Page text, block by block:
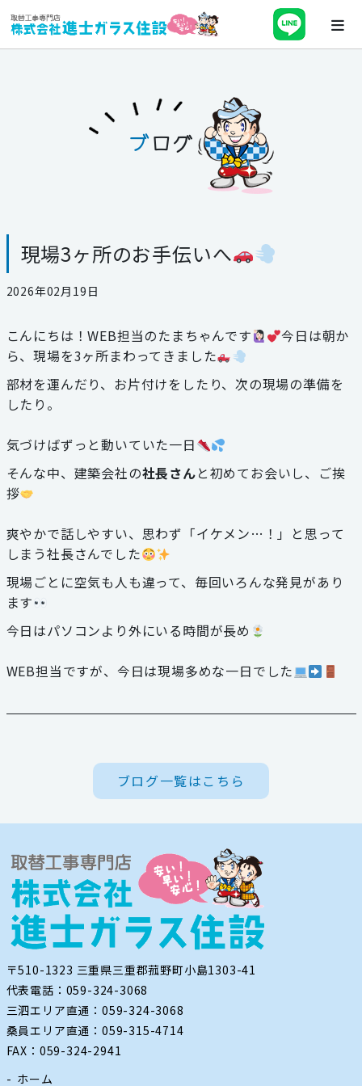
施工事例
ブログ
スタッフ紹介
お見積り・お問い合わせ
サイトマップ
代表電話
059-324-3068
三泗エリア直通
059-315-4714
ブログ
現場3ヶ所のお手伝いへ
2026年02月19日
こんにちは！WEB担当のたまちゃんです
今日は朝か
ら、現場を3ヶ所まわってきました
部材を運んだり、お片付けをしたり、次の現場の準備を
したり。
気づけばずっと動いていた一日
そんな中、建築会社の社長さんと初めてお会いし、ご挨
拶
爽やかで話しやすい、思わず「イケメン…！」と思って
しまう社長さんでした
現場ごとに空気も人も違って、毎回いろんな発見があり
ます
今日はパソコンより外にいる時間が長め
WEB担当ですが、今日は現場多めな一日でした
ブログ一覧はこちら
〒510-1323 三重県三重郡菰野町小島1303-41
代表電話：059-324-3068
三泗エリア直通：059-324-3068
桑員エリア直通：059-315-4714
FAX：059-324-2941
ホーム